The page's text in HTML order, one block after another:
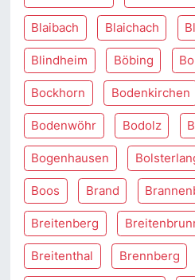
Blaibach Blaichach
Blindheim Böbing
Bockhorn Bodenkirchen
Bodenwöhr Bodolz
Bogenhausen
Boos Brand
Breitenberg
Breitenthal Brennberg